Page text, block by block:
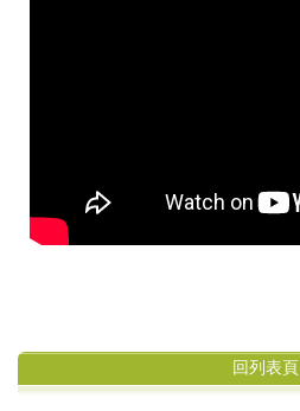
回列表頁